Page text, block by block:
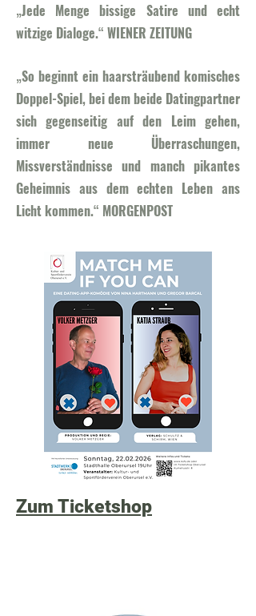
„Jede Menge bissige Satire und echt
witzige Dialoge.“ WIENER ZEITUNG
„So beginnt ein haarsträubend komisches
Doppel-Spiel, bei dem beide Datingpartner
sich gegenseitig auf den Leim gehen,
immer neue Überraschungen,
Missverständnisse und manch pikantes
Geheimnis aus dem echten Leben ans
Licht kommen.“ MORGENPOST
Zum Ticketshop